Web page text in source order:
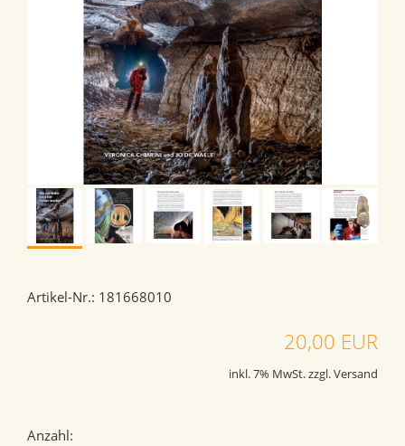
Artikel-Nr.: 181668010
20,00 EUR
inkl. 7% MwSt. zzgl. Versand
Anzahl: